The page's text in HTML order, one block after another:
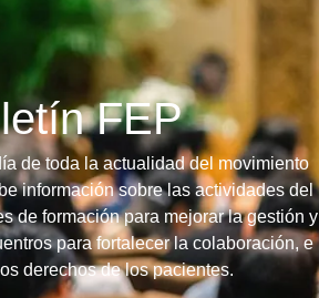
FEP
de toda la actualidad del movimiento
información sobre las actividades del
de formación para mejorar la gestión y
para fortalecer la colaboración, e
derechos de los pacientes.